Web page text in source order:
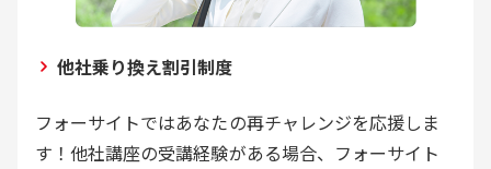
他社乗り換え割引制度
フォーサイトではあなたの再チャレンジを応援しま
す！他社講座の受講経験がある場合、フォーサイト